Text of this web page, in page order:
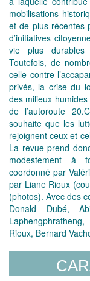
mobilisations
et de plus récentes
d’initiatives
vie plus durables
Toutefois, de
celle contre
privés, la crise du
des milieux
de l’autoroute
souhaite que les
rejoignent ceux et
La revue prend
modestement à
coordonné par
par Liane Rioux
(photos). Avec des
Donald Dubé,
Rioux, Bernard